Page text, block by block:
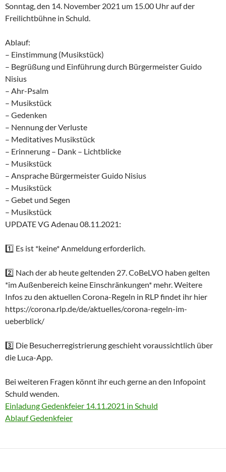
Sonntag, den 14. November 2021 um 15.00 Uhr auf der
Freilichtbühne in Schuld.
Ablauf:
– Einstimmung (Musikstück)
– Begrüßung und Einführung durch Bürgermeister Guido
Nisius
– Ahr-Psalm
– Musikstück
– Gedenken
– Nennung der Verluste
– Meditatives Musikstück
– Erinnerung – Dank – Lichtblicke
– Musikstück
– Ansprache Bürgermeister Guido Nisius
– Musikstück
– Gebet und Segen
– Musikstück
UPDATE VG Adenau 08.11.2021:
1️⃣ Es ist *keine* Anmeldung erforderlich.
2️⃣ Nach der ab heute geltenden 27. CoBeLVO haben gelten
*im Außenbereich keine Einschränkungen* mehr. Weitere
Infos zu den aktuellen Corona-Regeln in RLP findet ihr hier
https://corona.rlp.de/de/aktuelles/corona-regeln-im-
ueberblick/
3️⃣ Die Besucherregistrierung geschieht voraussichtlich über
die Luca-App.
Bei weiteren Fragen könnt ihr euch gerne an den Infopoint
Schuld wenden.
Einladung Gedenkfeier 14.11.2021 in Schuld
Ablauf Gedenkfeier